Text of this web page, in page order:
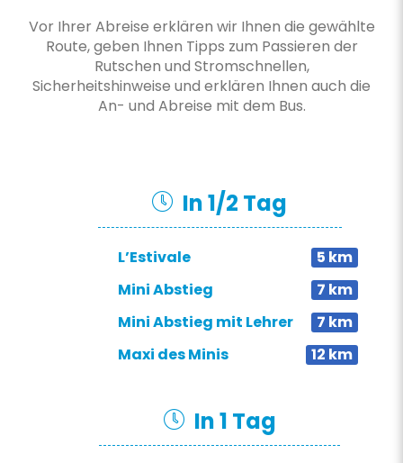
Vor Ihrer Abreise erklären wir Ihnen die gewählte
Route, geben Ihnen Tipps zum Passieren der
Rutschen und Stromschnellen,
Sicherheitshinweise und erklären Ihnen auch die
An- und Abreise mit dem Bus.
In 1/2 Tag
L’Estivale
5 km
Mini Abstieg
7 km
Mini Abstieg mit Lehrer
7 km
Maxi des Minis
12 km
In 1 Tag